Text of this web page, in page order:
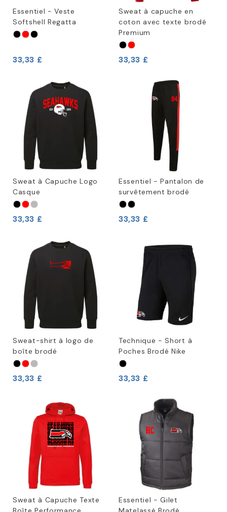
Essentiel - Veste
Softshell Regatta
33,33 £
Sweat à capuche en
coton avec texte brodé
Premium
33,33 £
Sweat à Capuche Logo
Casque
33,33 £
Essentiel - Pantalon de
survêtement brodé
33,33 £
Sweat-shirt à logo de
boîte brodé
33,33 £
Technique - Short à
Poches Brodé Nike
33,33 £
Sweat à Capuche Texte
Essentiel - Gilet